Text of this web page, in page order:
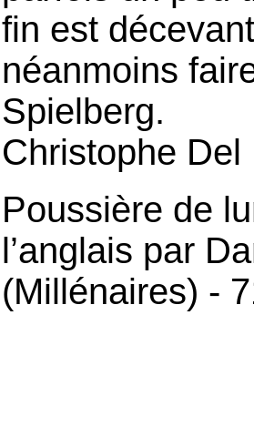
fin est
néanmoins
Spielberg.
Christophe Del
Poussière de
l’anglais par
(Millénaires) -